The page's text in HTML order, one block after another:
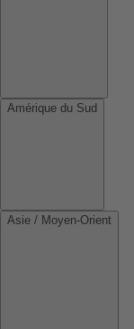
Amérique du Sud
Asie / Moyen-Orient